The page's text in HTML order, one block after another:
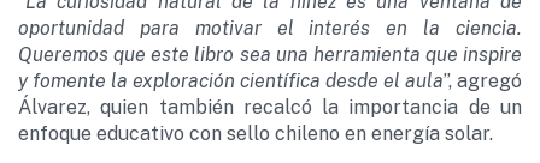
oportunidad para motivar el interés en la ciencia.
Queremos que este libro sea una herramienta que inspire
y fomente la exploración científica desde el aula”, agregó
Álvarez, quien también recalcó la importancia de un
enfoque educativo con sello chileno en energía solar.